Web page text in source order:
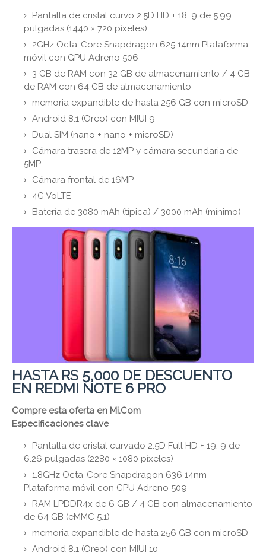
Pantalla de cristal curvo 2.5D HD + 18: 9 de 5.99
pulgadas (1440 × 720 píxeles)
2GHz Octa-Core Snapdragon 625 14nm Plataforma
móvil con GPU Adreno 506
3 GB de RAM con 32 GB de almacenamiento / 4 GB
de RAM con 64 GB de almacenamiento
memoria expandible de hasta 256 GB con microSD
Android 8.1 (Oreo) con MIUI 9
Dual SIM (nano + nano + microSD)
Cámara trasera de 12MP y cámara secundaria de
5MP
Cámara frontal de 16MP
4G VoLTE
Batería de 3080 mAh (típica) / 3000 mAh (mínimo)
HASTA RS 5,000 DE DESCUENTO
EN REDMI NOTE 6 PRO
Compre esta oferta en Mi.Com
Especificaciones clave
Pantalla de cristal curvado 2.5D Full HD + 19: 9 de
6.26 pulgadas (2280 × 1080 píxeles)
1.8GHz Octa-Core Snapdragon 636 14nm
Plataforma móvil con GPU Adreno 509
RAM LPDDR4x de 6 GB / 4 GB con almacenamiento
de 64 GB (eMMC 5.1)
memoria expandible de hasta 256 GB con microSD
Android 8.1 (Oreo) con MIUI 10